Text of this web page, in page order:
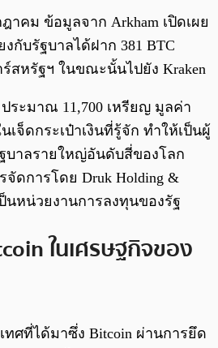
าคม ข้อมูลจาก Arkham เปิดเผย
งกับรัฐบาลได้ฝาก 381 BTC
สหรัฐฯ ในขณะนั้นไปยัง Kraken
ระมาณ 11,700 เหรียญ มูลค่า
เจ็ดกระเป๋าเงินที่รู้จัก ทำให้เป็นผู้
บาลรายใหญ่อันดับสี่ของโลก
ดการโดย Druk Holding &
ป็นหน่วยงานการลงทุนของรัฐ
ในเศรษฐกิจของ
ทศที่ได้มาซึ่ง Bitcoin ผ่านการยึด